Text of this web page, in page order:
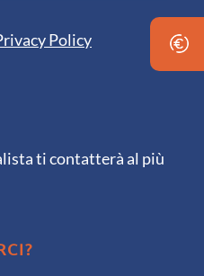
Policy
ti contatterà al più